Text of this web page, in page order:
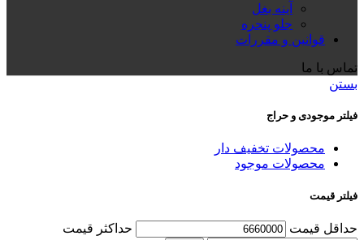
آینه بغل
جلو پنجره
قوانین و مقررات
تماس با ما
بستن
فیلتر موجودی و حراج
محصولات تخفیف دار
محصولات موجود
فیلتر قیمت
حداقل قیمت حداكثر قيمت